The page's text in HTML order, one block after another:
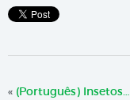
« (Português) Insetos…